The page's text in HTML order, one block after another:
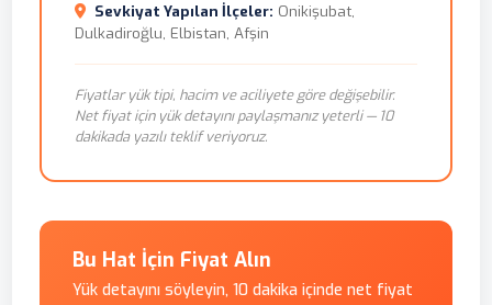
Sevkiyat Yapılan İlçeler: Onikişubat,
Dulkadiroğlu, Elbistan, Afşin
Fiyatlar yük tipi, hacim ve aciliyete göre değişebilir.
Net fiyat için yük detayını paylaşmanız yeterli — 10
dakikada yazılı teklif veriyoruz.
Bu Hat İçin Fiyat Alın
Yük detayını söyleyin, 10 dakika içinde net fiyat